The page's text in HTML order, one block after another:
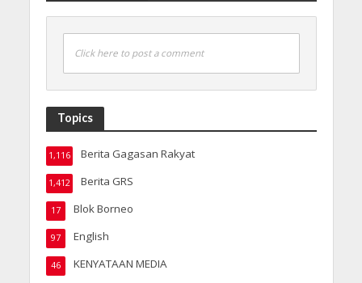
Click here to post a comment
Topics
Berita Gagasan Rakyat
1,116
Berita GRS
1,412
Blok Borneo
17
English
97
KENYATAAN MEDIA
46